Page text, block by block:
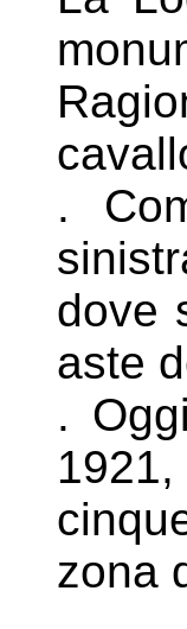
.
dove
aste
.
zona